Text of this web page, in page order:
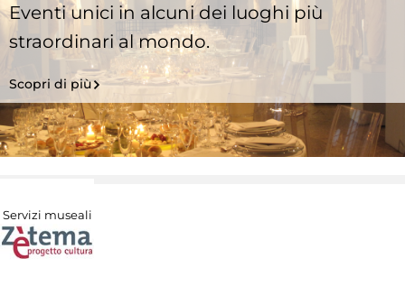
Eventi unici in alcuni dei luoghi più
straordinari al mondo.
Scopri di più
Servizi museali